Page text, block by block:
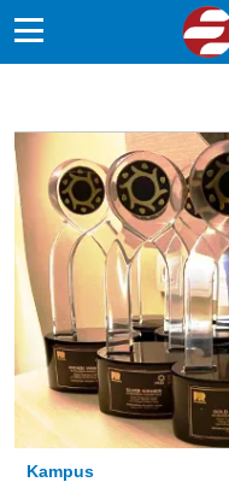
Sekolah Kita
Vokasi
Kampus
Idea
Sains
EduDana
Kampus